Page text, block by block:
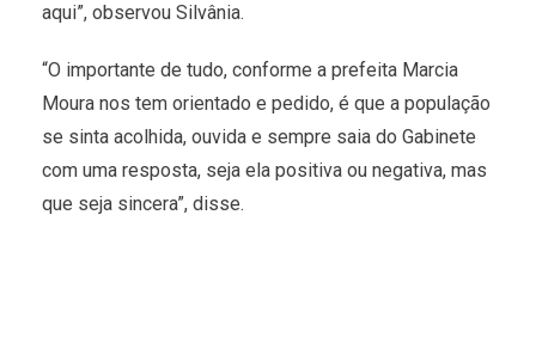
aqui”, observou Silvânia.
“O importante de tudo, conforme a prefeita Marcia
Moura nos tem orientado e pedido, é que a população
se sinta acolhida, ouvida e sempre saia do Gabinete
com uma resposta, seja ela positiva ou negativa, mas
que seja sincera”, disse.